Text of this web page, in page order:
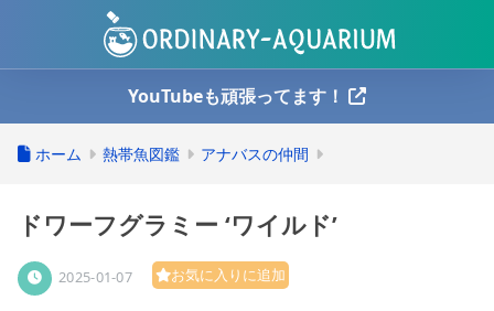
YouTubeも頑張ってます！
ホーム 熱帯魚図鑑 アナバスの仲間
ドワーフグラミー ‘ワイルド’
2025-01-07 お気に入りに追加